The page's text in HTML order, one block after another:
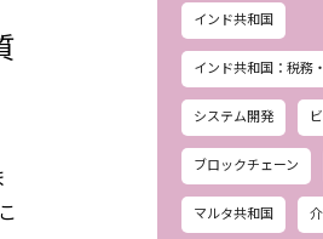
インド共和国
インド共和国：税務
システム開発
ブロックチェーン
マルタ共和国